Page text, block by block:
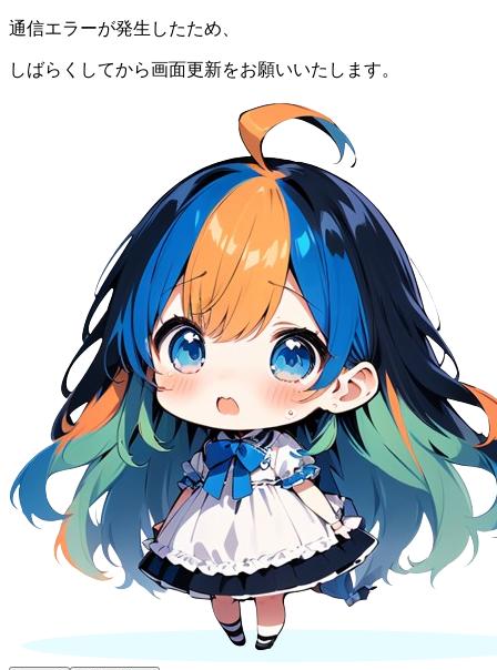
通信エラーが発生したため、
しばらくしてから画面更新をお願いいたします。